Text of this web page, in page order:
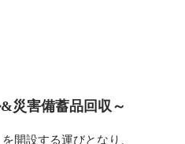
災害備蓄品回収～
開設する運びとなり、